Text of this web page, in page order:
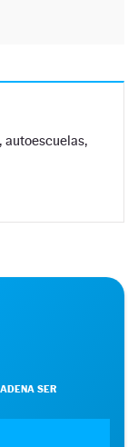
autoescuelas,
SER